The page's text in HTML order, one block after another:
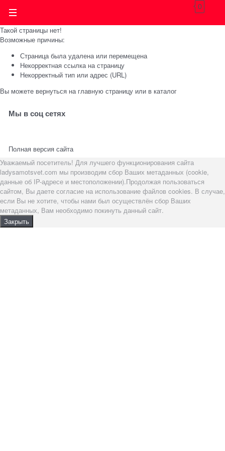
0
Такой страницы нет!
Возможные причины:
Страница была удалена или перемещена
Некорректная ссылка на страницу
Некорректный тип или адрес (URL)
Вы можете вернуться на главную страницу или в каталог
Мы в соц сетях
Полная версия сайта
Уважаемый посетитель! Для лучшего функционирования сайта
ladysamotsvet.com мы производим сбор Ваших метаданных (cookie,
данные об IP-адресе и местоположении).Продолжая пользоваться
сайтом, Вы даете согласие на использование файлов cookies. В случае,
если Вы не хотите, чтобы нами был осуществлён сбор Ваших
метаданных, Вам необходимо покинуть данный сайт.
Закрыть